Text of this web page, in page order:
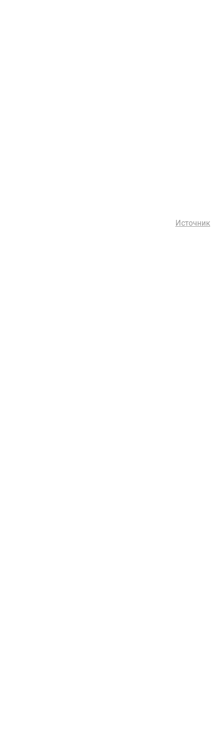
Источник